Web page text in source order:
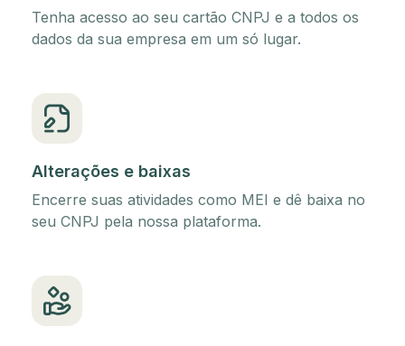
Tenha acesso ao seu cartão CNPJ e a todos os
dados da sua empresa em um só lugar.
Alterações e baixas
Encerre suas atividades como MEI e dê baixa no
seu CNPJ pela nossa plataforma.